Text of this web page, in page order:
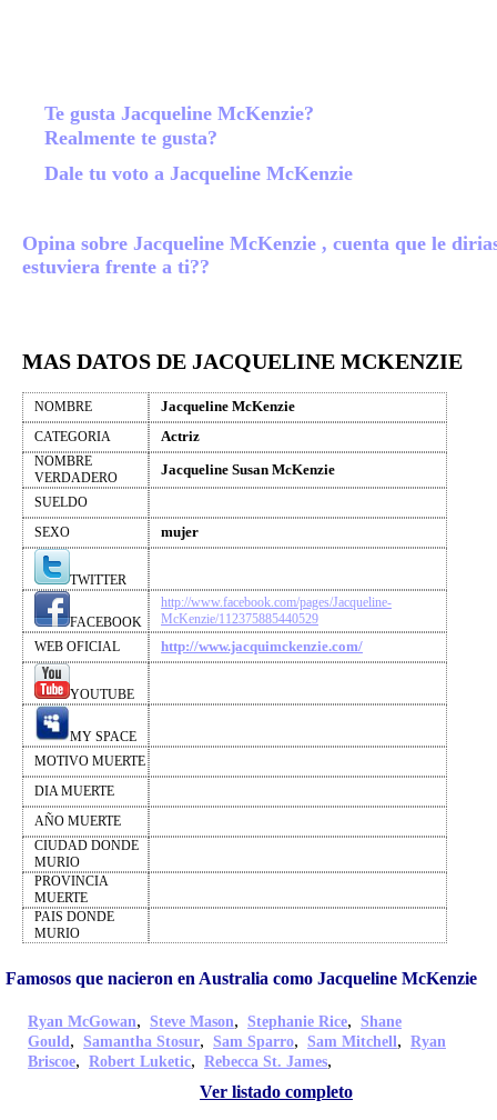
Te gusta Jacqueline McKenzie?
Realmente te gusta?
Dale tu voto a Jacqueline McKenzie
Opina sobre Jacqueline McKenzie , cuenta que le
estuviera frente a ti??
MAS DATOS DE JACQUELINE MCKENZIE
NOMBRE Jacqueline McKenzie
CATEGORIA Actriz
NOMBRE
VERDADERO
Jacqueline Susan McKenzie
SUELDO
SEXO
mujer
TWITTER
FACEBOOK
http://www.facebook.com/pages/Jacqueline-
McKenzie/112375885440529
WEB OFICIAL
http://www.jacquimckenzie.com/
YOUTUBE
MY SPACE
MOTIVO MUERTE
DIA MUERTE
AÑO MUERTE
CIUDAD DONDE
MURIO
PROVINCIA
MUERTE
PAIS DONDE
MURIO
Famosos que nacieron en Australia como Jacqueline McKenzie
Ryan McGowan, Steve Mason, Stephanie Rice, Shane
Gould, Samantha Stosur, Sam Sparro, Sam Mitchell, Ryan
Briscoe, Robert Luketic, Rebecca St. James,
Ver listado completo